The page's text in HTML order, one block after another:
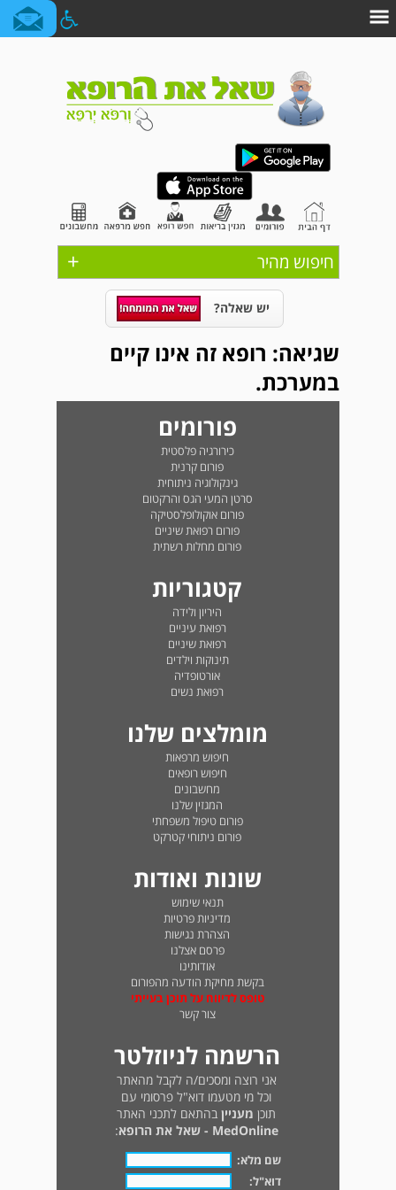
+ חיפוש מהיר
יש שאלה?
שגיאה: רופא זה אינו קיים
במערכת.
פורומים
כירורגיה פלסטית
פורום קרנית
גינקולוגיה ניתוחית
סרטן המעי הגס והרקטום
פורום אוקולופלסטיקה
פורום רפואת שיניים
פורום מחלות רשתית
קטגוריות
היריון ולידה
רפואת עיניים
רפואת שיניים
תינוקות וילדים
אורטופדיה
רפואת נשים
מומלצים שלנו
חיפוש מרפאות
חיפוש רופאים
מחשבונים
המגזין שלנו
פורום טיפול משפחתי
פורום ניתוחי קטרקט
שונות ואודות
תנאי שימוש
מדיניות פרטיות
הצהרת נגישות
פרסם אצלנו
אודותינו
בקשת מחיקת הודעה מהפורום
טופס לדיווח על תוכן בעייתי
צור קשר
הרשמה לניוזלטר
אני רוצה ומסכים/ה לקבל מהאתר
וכל מי מטעמו דוא"ל פרסומי עם
תוכן מעניין בהתאם לתכני האתר
MedOnline - שאל את הרופא
:
שם מלא:
דוא"ל: